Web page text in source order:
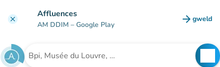
clear Affluences
AM DDIM – Google Play arrow_forward gweld
(tab
Chwilio am sefydliad